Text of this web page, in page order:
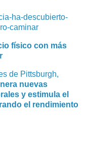
ha-descubierto-
caminar
físico con más
de Pittsburgh,
nuevas
y estimula el
el rendimiento